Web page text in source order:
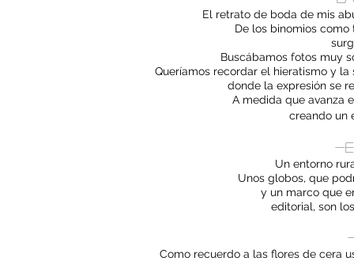
El retrato de boda de mis
De los binomios
Buscábamos fotos muy
Queríamos recordar el hieratismo y
donde la expresión se
A medida que avanza
creando un
-
Un entorno
Unos globos, que
y un marco que
editorial, son
Como recuerdo a las flores de cera